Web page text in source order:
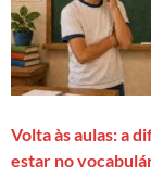
Volta às aulas: a
estar no